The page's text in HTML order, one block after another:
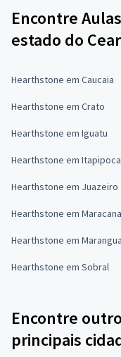
Encontre
estado do
Hearthstone em Caucaia
Hearthstone em Crato
Hearthstone em Iguatu
Hearthstone em Itapipoca
Hearthstone em Juazeiro
Hearthstone em
Hearthstone em
Hearthstone em Sobral
Encontre
principais